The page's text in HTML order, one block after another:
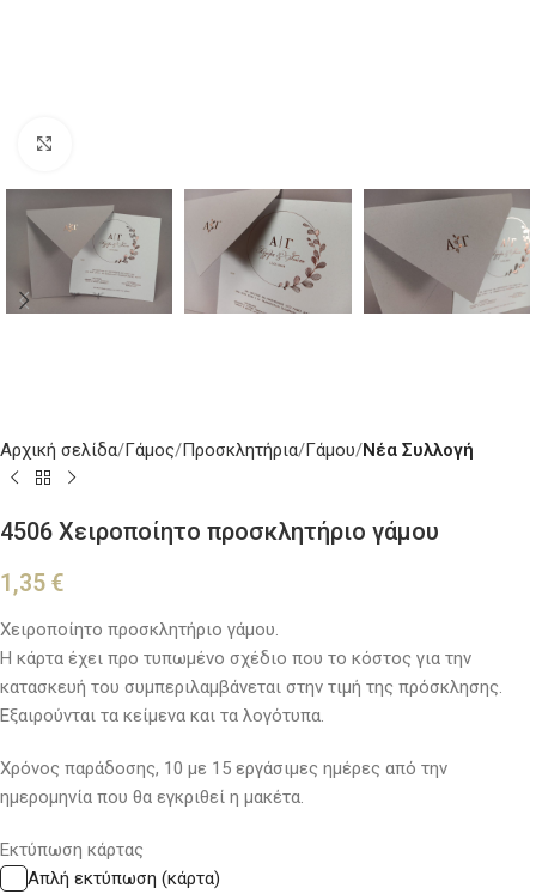
Αρχική σελίδα Γάμος Προσκλητήρια Γάμου Νέα Συλλογή
4506 Χειροποίητο προσκλητήριο γάμου
1,35 €
Χειροποίητο προσκλητήριο γάμου.
Η κάρτα έχει προ τυπωμένο σχέδιο που το κόστος για την
κατασκευή του συμπεριλαμβάνεται στην τιμή της πρόσκλησης.
Εξαιρούνται τα κείμενα και τα λογότυπα.
Χρόνος παράδοσης, 10 με 15 εργάσιμες ημέρες από την
ημερομηνία που θα εγκριθεί η μακέτα.
Εκτύπωση κάρτας
Απλή εκτύπωση (κάρτα)